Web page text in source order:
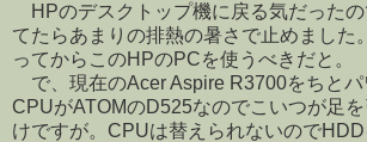
HPのデスクトップ機に戻る気だったの
てたらあまりの排熱の暑さで止めました
ってからこのHPのPCを使うべきだと。
で、現在のAcer Aspire R3700をちとパ
CPUがATOMのD525なのでこいつが足
けですが。CPUは替えられないので